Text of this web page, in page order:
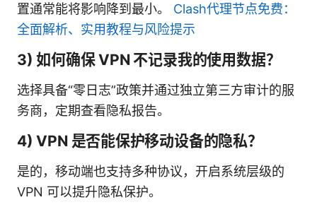
置通常能将影响降到最小。 Clash代理节点免费：
全面解析、实用教程与风险提示
3) 如何确保 VPN 不记录我的使用数据？
选择具备“零日志”政策并通过独立第三方审计的服
务商，定期查看隐私报告。
4) VPN 是否能保护移动设备的隐私？
是的，移动端也支持多种协议，开启系统层级的
VPN 可以提升隐私保护。